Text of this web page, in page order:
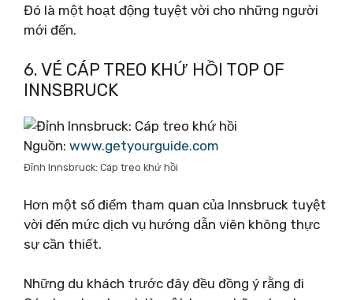
Đó là một hoạt động tuyệt vời cho những người
mới đến.
6. VÉ CÁP TREO KHỨ HỒI TOP OF
INNSBRUCK
Nguồn: www.getyourguide.com
Đỉnh Innsbruck: Cáp treo khứ hồi
Hơn một số điểm tham quan của Innsbruck tuyệt
vời đến mức dịch vụ hướng dẫn viên không thực
sự cần thiết.
Những du khách trước đây đều đồng ý rằng đi